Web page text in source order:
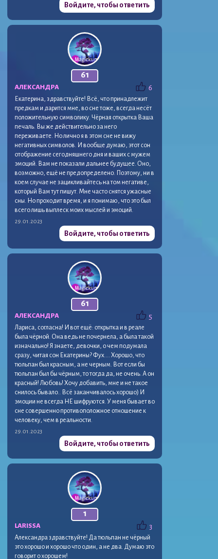
Войдите, чтобы ответить
61
6
AЛЕКСАНДРА
Екатерина, здравствуйте! Всё, что принадлежит
предкам и дарится мне, во сне тоже, всегда несёт
положительную символику. Чёрная открытка Ваша
печаль. Вы же действительно за него
переживаете. Но лично я в этом сне не вижу
негативных символов. И вообще думаю, этот сон
отображение сегодняшнего дня и ваших с мужем
эмоций. Вам не показали дальнее будущее. Оно,
возможно, ещё не предопределено. Поэтому, ни в
коем случае не зацикливайтесь на том негативе,
который Вам тут пишут. Мне часто снятся ужасные
сны. Но проходит время, и я понимаю, что это был
всего лишь выплеск моих мыслей и эмоций.
29.01.2023
Войдите, чтобы ответить
61
5
AЛЕКСАНДРА
Лариса, согласна! И вот ещё: открытка и в реале
была чёрной. Она ведь не почернела, а была такой
изначально! Я знаете, девочки, о чем подумала
сразу, читая сон Екатерины? Фух…. Хорошо, что
тюльпан был красным, а не черным. Вот если бы
тюльпан был бы чёрным, то тогда да, не очень. А он
красный! Любовь! Хочу добавить, мне и не такое
снилось бывало.. Всё заканчивалось хорошо) И
эмоции не всегда НЕ шифруются. У меня бывает во
сне совершенно противоположное отношение к
человеку, чем в реальности.
29.01.2023
Войдите, чтобы ответить
1
3
LARISSA
Александра здравствуйте! Да тюльпан не чёрный
это хорошо и хорошо что один, а не два. Думаю это
говорит о хорошем!